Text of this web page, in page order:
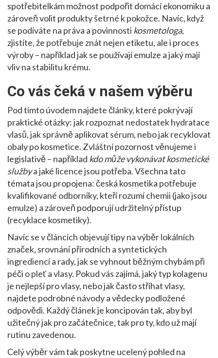
spotřebitelkám možnost podpořit domácí ekonomiku a
zároveň volit produkty šetrné k pokožce. Navíc, když
se podíváte na práva a povinnosti kosmetologa,
zjistíte, že potřebuje znát nejen etiketu, ale i proces
výroby – například jak se používají emulze a jaký mají
vliv na stabilitu krému.
Co vás čeká v našem výběru
Pod tímto úvodem najdete články, které pokrývají
praktické otázky: jak rozpoznat nedostatek hydratace
vlasů, jak správně aplikovat sérum, nebo jak recyklovat
obaly po kosmetice. Zvláštní pozornost věnujeme i
legislativě – například kdo může vykonávat kosmetické
službya jaké licence jsou potřeba. Všechna tato
témata jsou propojena: česká kosmetika potřebuje
kvalifikované odborníky, kteří rozumí chemii (jako jsou
emulze) a zároveň podporují udržitelný přístup
(recyklace kosmetiky).
Navíc se v článcích objevují tipy na výběr lokálních
značek, srovnání přírodních a syntetických
ingrediencí a rady, jak se vyhnout běžným chybám při
péči o pleť a vlasy. Pokud vás zajímá, jaký typ kolagenu
je nejlepší pro vlasy, nebo jak často stříhat vlasy,
najdete podrobné návody a vědecky podložené
odpovědi. Každý článek je koncipován tak, aby byl
užitečný jak pro začátečnice, tak pro ty, kdo už mají
rutinu zavedenou.
Celý výběr vám tak poskytne ucelený pohled na